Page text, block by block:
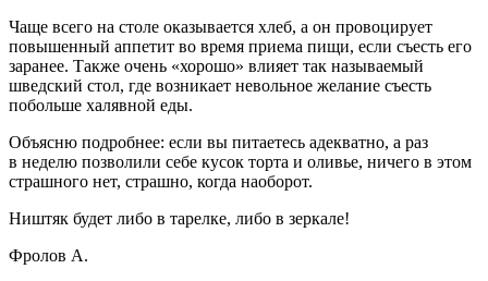
Чаще всего на столе оказывается хлеб, а он провоцирует
повышенный аппетит во время приема пищи, если съесть его
заранее. Также очень «хорошо» влияет так называемый
шведский стол, где возникает невольное желание съесть
побольше халявной еды.
Объясню подробнее: если вы питаетесь адекватно, а раз
в неделю позволили себе кусок торта и оливье, ничего в этом
страшного нет, страшно, когда наоборот.
Ништяк будет либо в тарелке, либо в зеркале!
Фролов А.